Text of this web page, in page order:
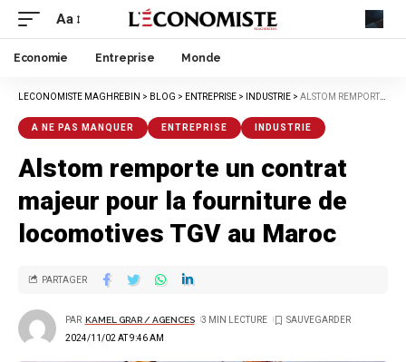
Aa
Economie Entreprise Monde
LECONOMISTE MAGHREBIN > BLOG > ENTREPRISE > INDUSTRIE > ALSTOM REMPORTE UN CONTRAT MAJEUR POUR LA FOURNITURE DE LOCOMOTIVES TGV AU MAROC
A NE PAS MANQUER ENTREPRISE INDUSTRIE
Alstom remporte un contrat
majeur pour la fourniture de
locomotives TGV au Maroc
2024/11/02 AT 9:46 AM
PAR KAMEL GRAR / AGENCES 3 MIN LECTURE
PARTAGER